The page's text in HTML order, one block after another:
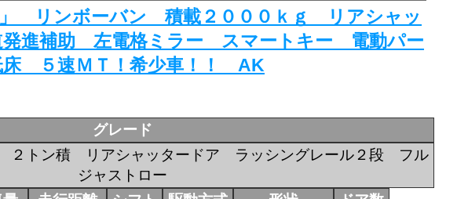
リンボーバン 積載２０００ｋｇ リアシャッ
進補助 左電格ミラー スマートキー 電動パー
５速ＭＴ！希少車！！ AK
グレード
トン積 リアシャッタードア ラッシングレール２段 フル
ジャストロー